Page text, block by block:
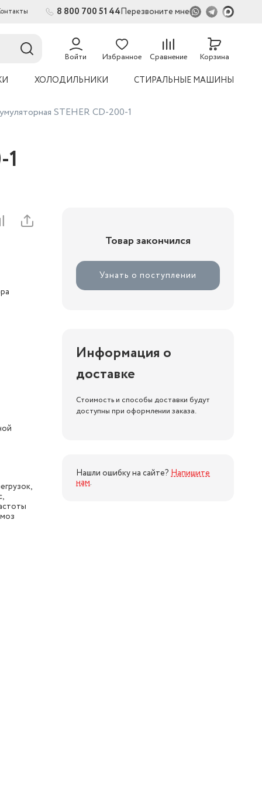
8 800 700 51 44Перезвоните мне
Войти Избранное Сравнение Корзина
ХОЛОДИЛЬНИКИ СТИРАЛЬНЫЕ МАШИНЫ
STEHER CD-200-1
Товар закончился
Узнать о поступлении
Информация о
доставке
Стоимость и способы доставки будут
доступны при оформлении заказа.
Нашли ошибку на сайте? Напишите
нам.